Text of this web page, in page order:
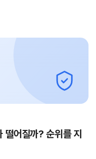
떨어질까? 순위를 지